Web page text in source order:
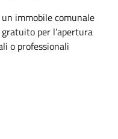
immobile comunale
gratuito per l’apertura
o professionali